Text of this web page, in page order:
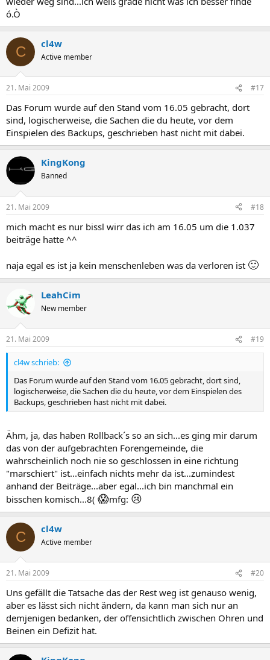
ó.Ò
C cl4w
Active member
21. Mai 2009 #17
Das Forum wurde auf den Stand vom 16.05 gebracht, dort
sind, logischerweise, die Sachen die du heute, vor dem
Einspielen des Backups, geschrieben hast nicht mit dabei.
KingKong
Banned
21. Mai 2009 #18
mich macht es nur bissl wirr das ich am 16.05 um die 1.037
beiträge hatte ^^
naja egal es ist ja kein menschenleben was da verloren ist 🙂
LeahCim
New member
21. Mai 2009 #19
cl4w schrieb:
Das Forum wurde auf den Stand vom 16.05 gebracht, dort sind,
logischerweise, die Sachen die du heute, vor dem Einspielen des
Backups, geschrieben hast nicht mit dabei.
Ähm, ja, das haben Rollback´s so an sich...es ging mir darum
das von der aufgebrachten Forengemeinde, die
wahrscheinlich noch nie so geschlossen in eine richtung
"marschiert" ist...einfach nichts mehr da ist...zumindest
anhand der Beiträge...aber egal...ich bin manchmal ein
bisschen komisch...8( 😱mfg: 😢
C cl4w
Active member
21. Mai 2009 #20
Uns gefällt die Tatsache das der Rest weg ist genauso wenig,
aber es lässt sich nicht ändern, da kann man sich nur an
demjenigen bedanken, der offensichtlich zwischen Ohren und
Beinen ein Defizit hat.